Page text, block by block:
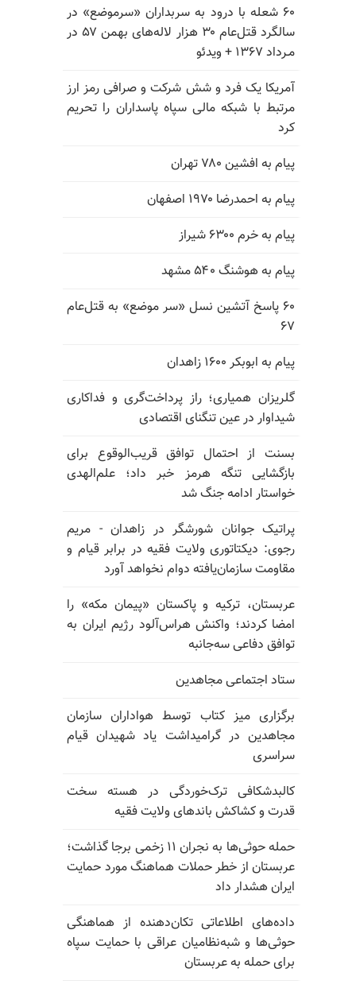
۶۰ شعله با درود به سربداران «سرموضع» در
سالگرد قتل‌عام ۳۰ هزار لاله‌های بهمن ۵۷ در
مـرداد ۱۳۶۷ + ویدئو
آمریکا یک فرد و شش شرکت و صرافی رمز ارز
مرتبط با شبکه مالی سپاه پاسداران را تحریم
کرد
پیام به افشین ۷۸۰ تهران
پیام به احمدرضا ۱۹۷۰ اصفهان
پیام به خرم ۶۳۰۰ شیراز
پیام به هوشنگ ۵۴۰ مشهد
۶۰ پاسخ آتشین نسل «سر موضع» به قتل‌عام
۶۷
پیام به ابوبکر ۱۶۰۰ زاهدان
گلریزان همیاری؛ راز پرداخت‌گری و فداکاری
شیداوار در عین تنگنای اقتصادی
بسنت از احتمال توافق قریب‌الوقوع برای
بازگشایی تنگه هرمز خبر داد؛ علم‌الهدی
خواستار ادامه جنگ شد
پراتیک جوانان شورشگر در زاهدان - مریم
رجوی: دیکتاتوری ولایت فقیه در برابر قیام و
مقاومت سازمان‌یافته دوام نخواهد آورد
عربستان، ترکیه و پاکستان «پیمان مکه» را
امضا کردند؛ واکنش هراس‌آلود رژیم ایران به
توافق دفاعی سه‌جانبه
ستاد اجتماعی مجاهدین
برگزاری میز کتاب توسط هواداران سازمان
مجاهدین در گرامیداشت یاد شهیدان قیام
سراسری
کالبدشکافی ترک‌خوردگی در هسته سخت
قدرت و کشاکش باندهای ولایت فقیه
حمله حوثی‌ها به نجران ۱۱ زخمی برجا گذاشت؛
عربستان از خطر حملات هماهنگ مورد حمایت
ایران هشدار داد
داده‌های اطلاعاتی تکان‌دهنده از هماهنگی
حوثی‌ها و شبه‌نظامیان عراقی با حمایت سپاه
برای حمله به عربستان